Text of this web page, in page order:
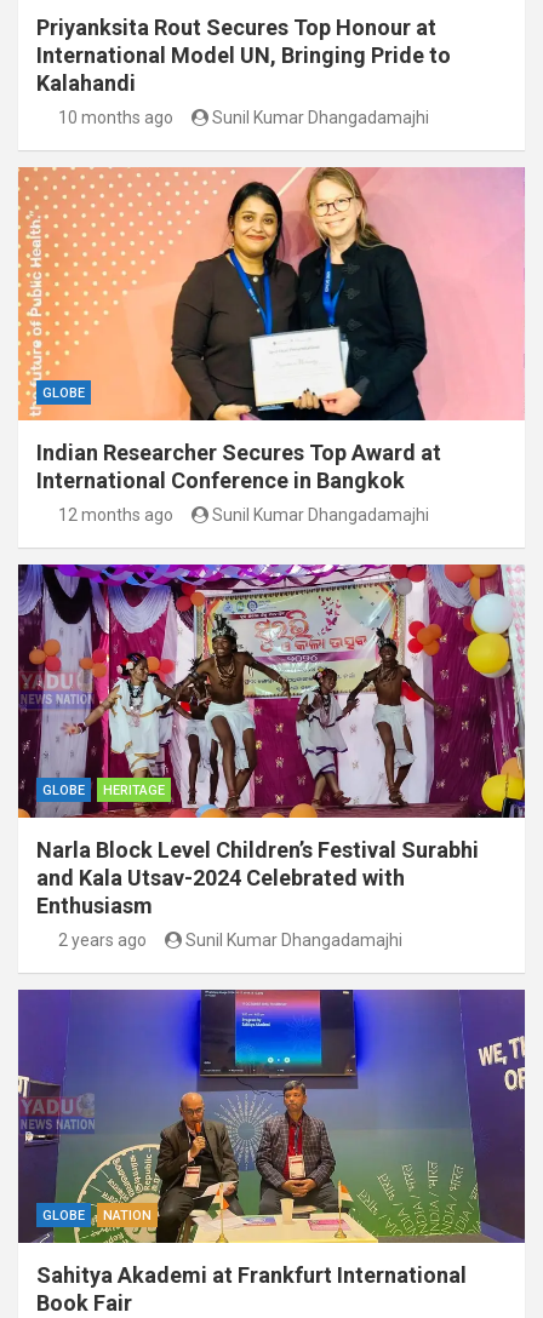
Priyanksita Rout Secures Top Honour at
International Model UN, Bringing Pride to
Kalahandi
10 months ago Sunil Kumar Dhangadamajhi
GLOBE
Indian Researcher Secures Top Award at
International Conference in Bangkok
12 months ago Sunil Kumar Dhangadamajhi
GLOBE HERITAGE
Narla Block Level Children’s Festival Surabhi
and Kala Utsav-2024 Celebrated with
Enthusiasm
2 years ago Sunil Kumar Dhangadamajhi
GLOBE NATION
Sahitya Akademi at Frankfurt International
Book Fair